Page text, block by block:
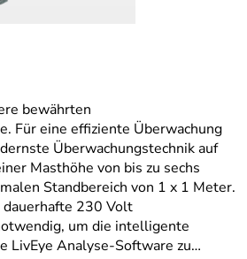
bewährten
Für eine effiziente Überwachung
Überwachungstechnik auf
Masthöhe von bis zu sechs
Standbereich von 1 x 1 Meter.
dauerhafte 230 Volt
um die intelligente
LivEye Analyse-Software zu…